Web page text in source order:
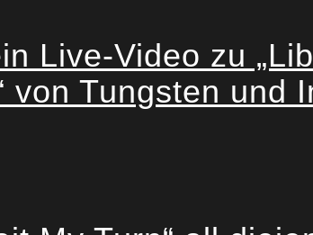
Live-Video zu
von Tungsten und